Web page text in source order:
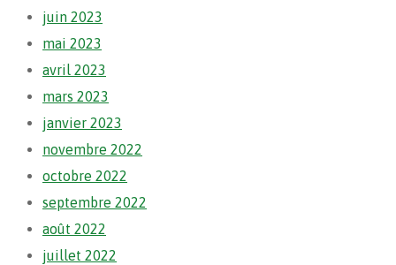
juin 2023
mai 2023
avril 2023
mars 2023
janvier 2023
novembre 2022
octobre 2022
septembre 2022
août 2022
juillet 2022